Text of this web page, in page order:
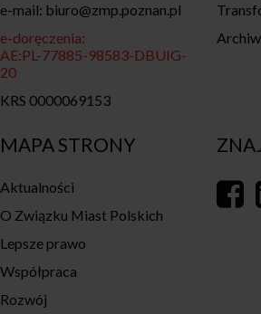
MAPA STRONY
Aktualności
O Związku Miast Polskich
Lepsze prawo
Współpraca
Rozwój
e-mail: biuro@zmp.poznan.pl
e-doręczenia:
AE:PL-77885-98583-DBUIG-
20
KRS 0000069153